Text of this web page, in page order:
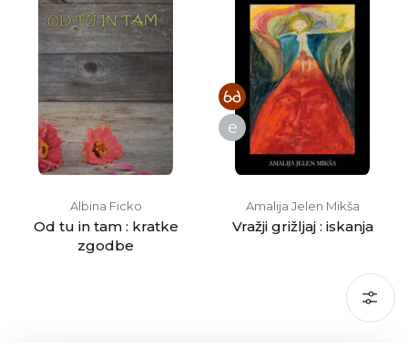
Albina Ficko
Od tu in tam : kratke
zgodbe
e
Amalija Jelen Mikša
Vražji grižljaj : iskanja